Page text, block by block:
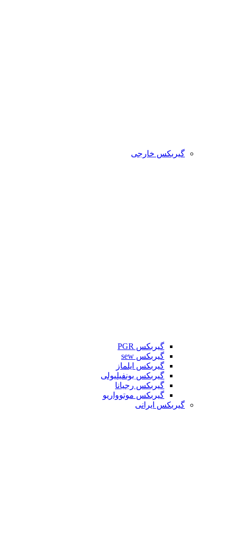
گیربکس خارجی
گیربکس PGR
گیربکس sew
گیربکس ایلماز
گیربکس بونفیلیولی
گیربکس رجیانا
گیربکس موتوواریو
گیربکس ایرانی